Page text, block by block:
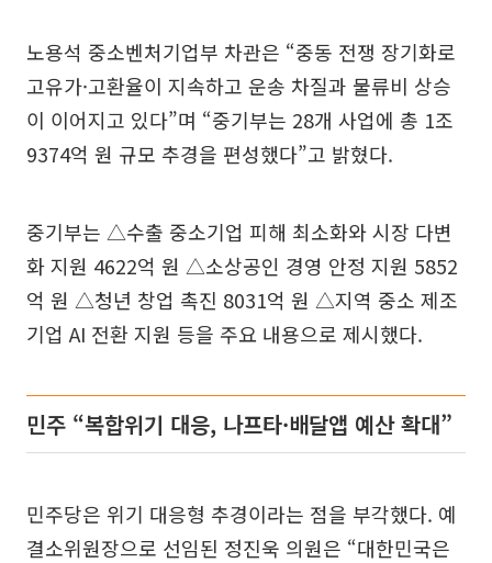
노용석 중소벤처기업부 차관은 “중동 전쟁 장기화로
고유가·고환율이 지속하고 운송 차질과 물류비 상승
이 이어지고 있다”며 “중기부는 28개 사업에 총 1조
9374억 원 규모 추경을 편성했다”고 밝혔다.
중기부는 △수출 중소기업 피해 최소화와 시장 다변
화 지원 4622억 원 △소상공인 경영 안정 지원 5852
억 원 △청년 창업 촉진 8031억 원 △지역 중소 제조
기업 AI 전환 지원 등을 주요 내용으로 제시했다.
민주 “복합위기 대응, 나프타·배달앱 예산 확대”
민주당은 위기 대응형 추경이라는 점을 부각했다. 예
결소위원장으로 선임된 정진욱 의원은 “대한민국은